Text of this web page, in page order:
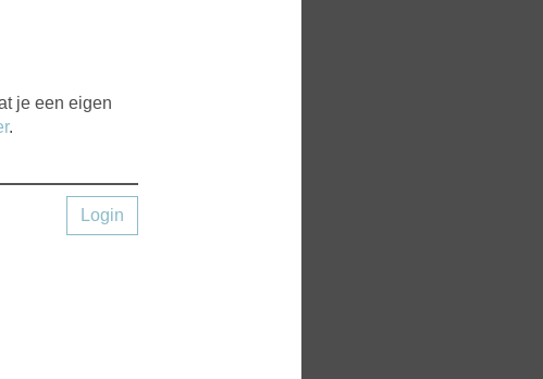
je een eigen
.
Login